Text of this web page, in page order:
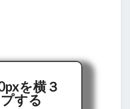
を横３
する